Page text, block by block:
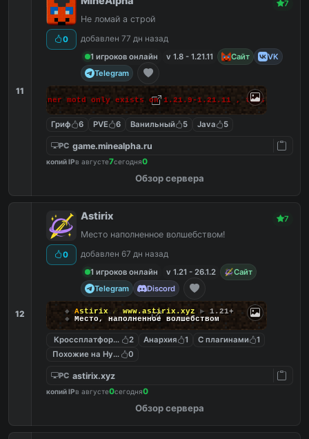
11
0
7
Не ломай а строй
добавлен 77 дн назад
1 игроков онлайн
v 1.8 - 1.21.11 Сайт
VK
Telegram
banner motd only exists on 1.21.9-1.21.11 , this
Гриф 6 PVE 6 Ванильный 5 Java 5
PC game.minealpha.ru
копий IPв августе7сегодня0
Обзор сервера
12
0
Astirix 7
Место наполненное волшебством!
добавлен 67 дн назад
1 игроков онлайн
v 1.21 - 26.1.2
Сайт
Telegram
Discord
◆ Astirix ☄ www.astirix.xyz ▶ 1.21+
◆ Место, наполненное волшебством
Кроссплатформенный
2 Анархия 1 С плагинами
1
Похожие на Hypixel0
PC astirix.xyz
копий IPв августе0сегодня0
Обзор сервера